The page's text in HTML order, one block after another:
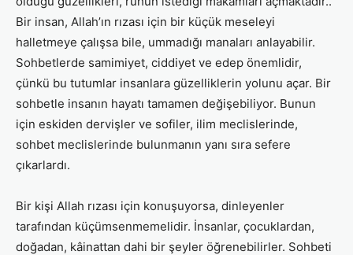
Bir insan, Allah’ın rızası için bir küçük meseleyi
halletmeye çalışsa bile, ummadığı manaları anlayabilir.
Sohbetlerde samimiyet, ciddiyet ve edep önemlidir,
çünkü bu tutumlar insanlara güzelliklerin yolunu açar. Bir
sohbetle insanın hayatı tamamen değişebiliyor. Bunun
için eskiden dervişler ve sofiler, ilim meclislerinde,
sohbet meclislerinde bulunmanın yanı sıra sefere
çıkarlardı.
Bir kişi Allah rızası için konuşuyorsa, dinleyenler
tarafından küçümsenmemelidir. İnsanlar, çocuklardan,
doğadan, kâinattan dahi bir şeyler öğrenebilirler. Sohbeti